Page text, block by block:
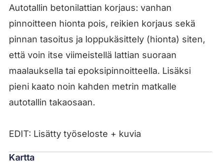
Autotallin betonilattian korjaus: vanhan
pinnoitteen hionta pois, reikien korjaus sekä
pinnan tasoitus ja loppukäsittely (hionta) siten,
että voin itse viimeistellä lattian suoraan
maalauksella tai epoksipinnoitteella. Lisäksi
pieni kaato noin kahden metrin matkalle
autotallin takaosaan.
EDIT: Lisätty työseloste + kuvia
Kartta